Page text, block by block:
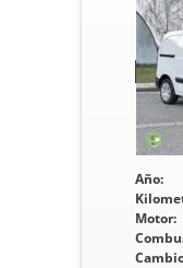
Año:
Motor: